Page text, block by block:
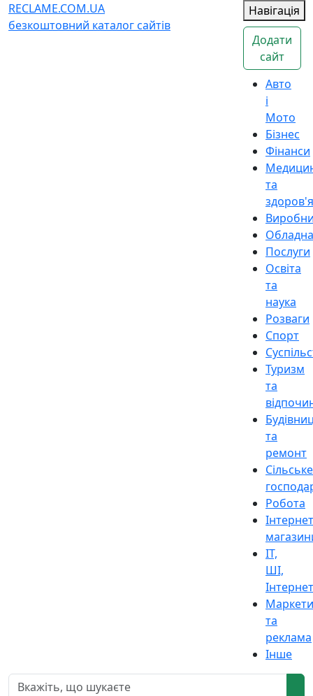
RECLAME.COM.UA
безкоштовний каталог сайтів
Навігація
Додати
сайт
Авто
і
Мото
Бізнес
Фінанси
та
здоров'я
Послуги
Освіта
та
наука
Розваги
Спорт
Туризм
та
та
ремонт
Сільське
Робота
Інтернет
ІТ,
ШІ,
Інтернет
та
реклама
Інше